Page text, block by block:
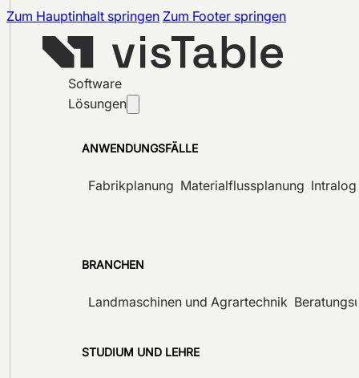
Zum Hauptinhalt springen Zum Footer springen
Software
Lösungen
ANWENDUNGSFÄLLE
Fabrikplanung Materialflussplanung
BRANCHEN
Landmaschinen und Agrartechnik
STUDIUM UND LEHRE